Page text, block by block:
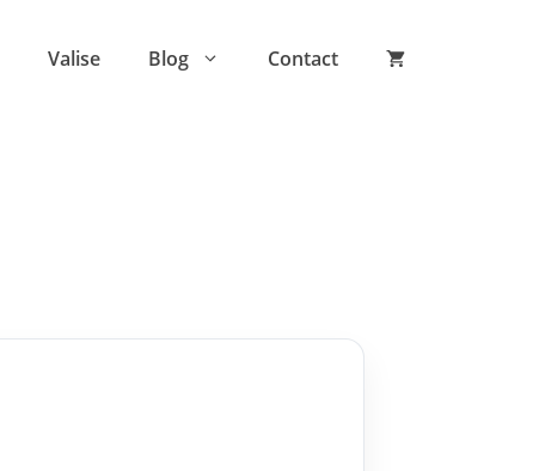
Valise Blog Contact